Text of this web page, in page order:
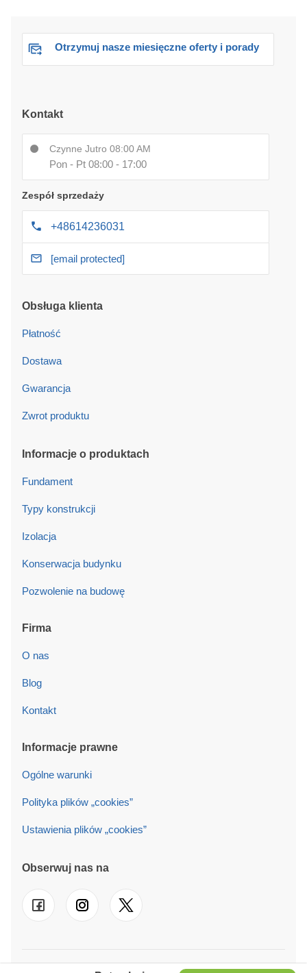
Otrzymuj nasze miesięczne oferty i porady
Kontakt
Czynne Jutro 08:00 AM
Pon - Pt 08:00 - 17:00
Zespół sprzedaży
+48614236031
[email protected]
Obsługa klienta
Płatność
Dostawa
Gwarancja
Zwrot produktu
Informacje o produktach
Fundament
Typy konstrukcji
Izolacja
Konserwacja budynku
Pozwolenie na budowę
Firma
O nas
Blog
Kontakt
Informacje prawne
Ogólne warunki
Polityka plików „cookies”
Ustawienia plików „cookies”
Obserwuj nas na
© 2026 PINECA PL Sp. z o.o. Działamy również wUK-FR-